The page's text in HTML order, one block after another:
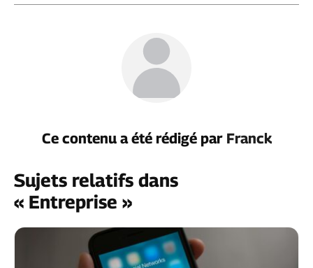
Ce contenu a été rédigé par Franck
Sujets relatifs dans
« Entreprise »